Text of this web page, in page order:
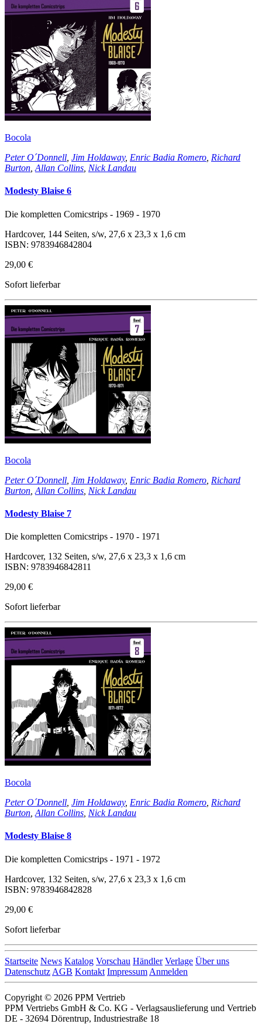
Bocola
Peter O´Donnell Jim Holdaway, Enric Badia Romero Richard
Burton Allan Collins Nick Landau
Modesty Blaise 6
Die kompletten Comicstrips - 1969 - 1970
Hardcover, 144 Seiten, s/w, 27,6 x 23,3 x 1,6 cm
ISBN: 9783946842804
29,00 €
Sofort lieferbar
Bocola
Peter O´Donnell Jim Holdaway, Enric Badia Romero Richard
Burton Allan Collins Nick Landau
Modesty Blaise 7
Die kompletten Comicstrips - 1970 - 1971
Hardcover, 132 Seiten, s/w, 27,6 x 23,3 x 1,6 cm
ISBN: 9783946842811
29,00 €
Sofort lieferbar
Bocola
Peter O´Donnell Jim Holdaway, Enric Badia Romero Richard
Burton Allan Collins Nick Landau
Modesty Blaise 8
Die kompletten Comicstrips - 1971 - 1972
Hardcover, 132 Seiten, s/w, 27,6 x 23,3 x 1,6 cm
ISBN: 9783946842828
29,00 €
Sofort lieferbar
Startseite News Katalog Vorschau Händler Verlage Über uns
Datenschutz AGB Kontakt Impressum Anmelden
Copyright © 2026 PPM Vertrieb
PPM Vertriebs GmbH & Co. KG - Verlagsauslieferung und Vertrieb
DE - 32694 Dörentrup, Industriestraße 18